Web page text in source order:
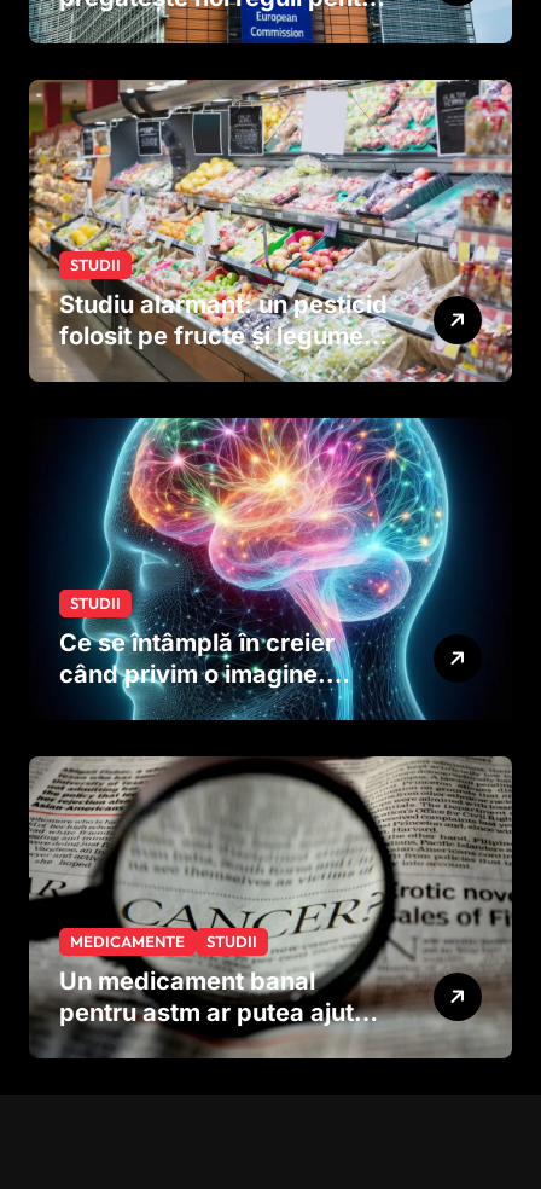
tutun și țigările electronice
STUDII
Studiu alarmant: un pesticid
folosit pe fructe și legume
ar putea afecta dezvoltarea
dinainte de naștere
STUDII
Ce se întâmplă în creier
când privim o imagine.
Studiul care explică rolul
MEDICAMENTE STUDII
Un medicament banal
pentru astm ar putea ajuta
în lupta împotriva